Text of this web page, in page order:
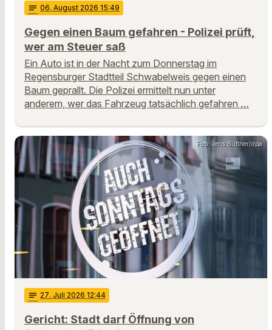
notes 06. August 2026 15:49
Gegen einen Baum gefahren - Polizei prüft,
wer am Steuer saß
Ein Auto ist in der Nacht zum Donnerstag im
Regensburger Stadtteil Schwabelweis gegen einen
Baum geprallt. Die Polizei ermittelt nun unter
anderem, wer das Fahrzeug tatsächlich gefahren …
Foto: Jens Büttner/dpa
notes 27. Juli 2026 12:44
Gericht: Stadt darf Öffnung von